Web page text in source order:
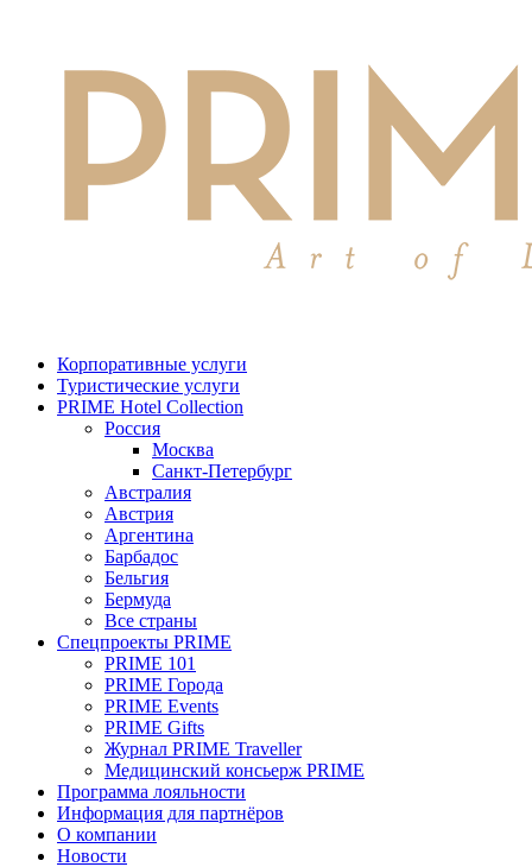
Корпоративные услуги
Туристические услуги
PRIME Hotel Collection
Россия
Москва
Санкт-Петербург
Австралия
Австрия
Аргентина
Барбадос
Бельгия
Бермуда
Все страны
Спецпроекты PRIME
PRIME 101
PRIME Города
PRIME Events
PRIME Gifts
Журнал PRIME Traveller
Медицинский консьерж PRIME
Программа лояльности
Информация для партнёров
О компании
Новости